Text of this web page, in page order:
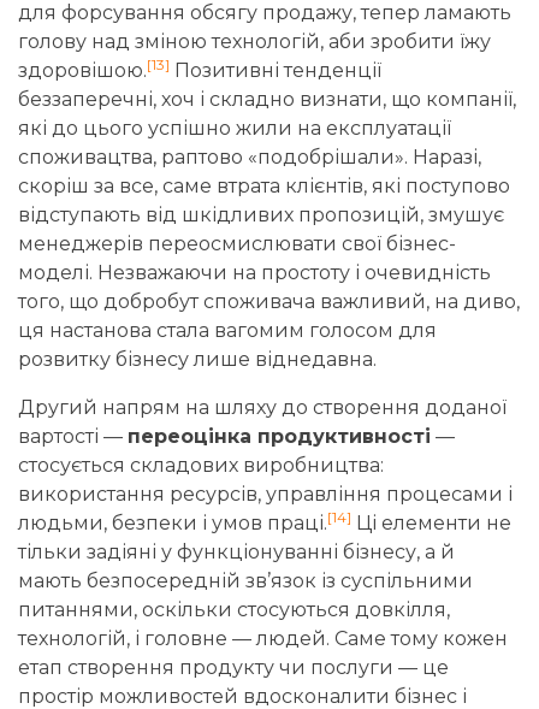
для форсування обсягу продажу, тепер ламають
голову над зміною технологій, аби зробити їжу
здоровішою.[13] Позитивні тенденції
беззаперечні, хоч і складно визнати, що компанії,
які до цього успішно жили на експлуатації
споживацтва, раптово «подобрішали». Наразі,
скоріш за все, саме втрата клієнтів, які поступово
відступають від шкідливих пропозицій, змушує
менеджерів переосмислювати свої бізнес-
моделі. Незважаючи на простоту і очевидність
того, що добробут споживача важливий, на диво,
ця настанова стала вагомим голосом для
розвитку бізнесу лише віднедавна.
Другий напрям на шляху до створення доданої
вартості — переоцінка продуктивності —
стосується складових виробництва:
використання ресурсів, управління процесами і
людьми, безпеки і умов праці.[14] Ці елементи не
тільки задіяні у функціонуванні бізнесу, а й
мають безпосередній зв’язок із суспільними
питаннями, оскільки стосуються довкілля,
технологій, і головне — людей. Саме тому кожен
етап створення продукту чи послуги — це
простір можливостей вдосконалити бізнес і